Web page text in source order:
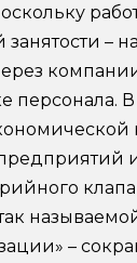
–
персонала.
–